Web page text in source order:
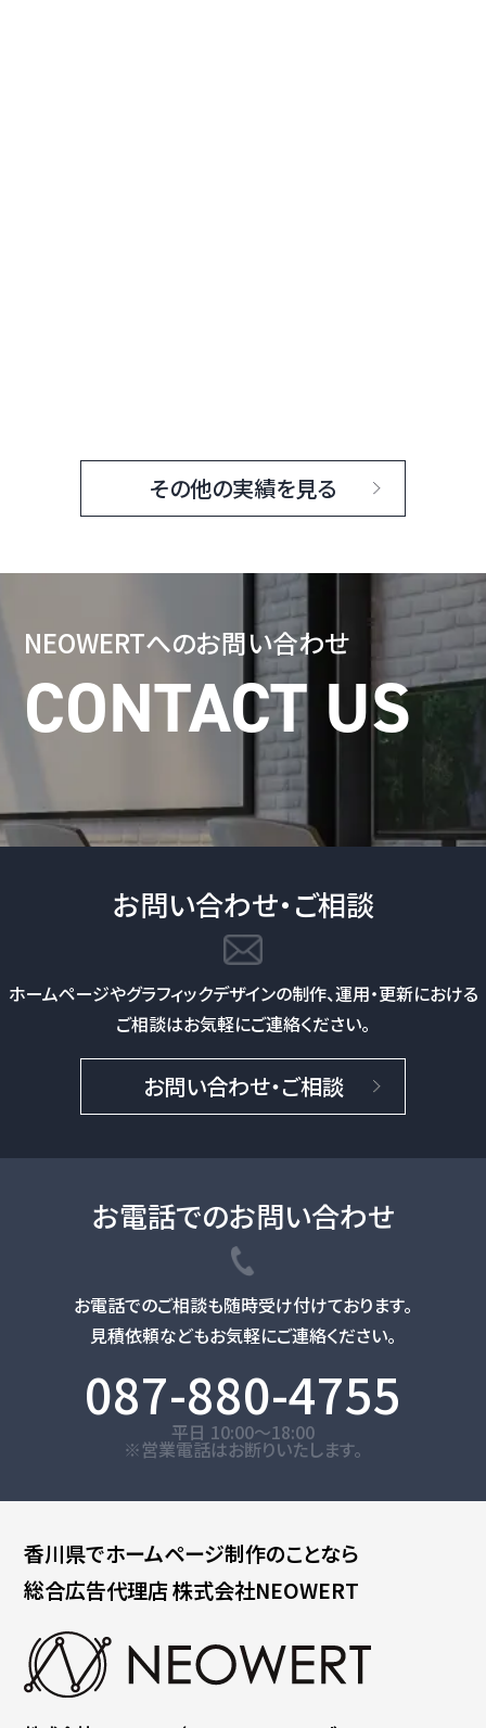
その他の実績を見る
NEOWERTへのお問い合わせ
お問い合わせ・ご相談
ホームページやグラフィックデザインの制作、運用・更新における
ご相談はお気軽にご連絡ください。
お問い合わせ・ご相談
お電話でのお問い合わせ
お電話でのご相談も随時受け付けております。
見積依頼などもお気軽にご連絡ください。
087-880-4755
平日 10:00～18:00
※営業電話はお断りいたします。
香川県でホームページ制作のことなら
総合広告代理店株式会社NEOWERT